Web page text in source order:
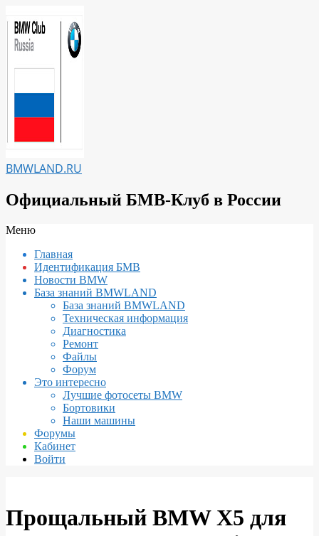
к
содержимому
BMWLAND.RU
Официальный БМВ-Клуб в России
Вторичное
навигации
Меню
Главная
Идентификация БМВ
Новости BMW
База знаний BMWLAND
База знаний BMWLAND
Техническая информация
Диагностика
Ремонт
Файлы
Форум
Это интересно
Лучшие фотосеты BMW
Бортовики
Наши машины
Форумы
Кабинет
Войти
Прощальный BMW X5 для